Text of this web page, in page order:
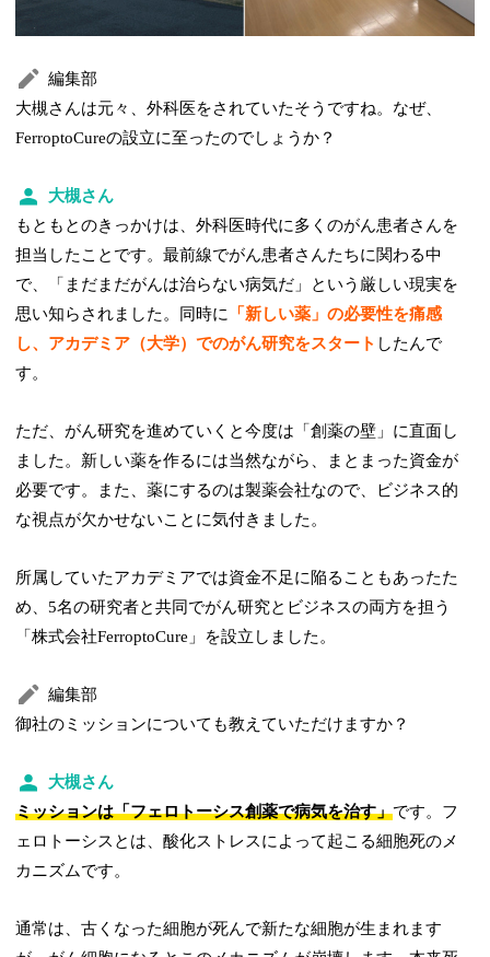
編集部
大槻さんは元々、外科医をされていたそうですね。なぜ、
FerroptoCureの設立に至ったのでしょうか？
大槻さん
もともとのきっかけは、外科医時代に多くのがん患者さんを
担当したことです。最前線でがん患者さんたちに関わる中
で、「まだまだがんは治らない病気だ」という厳しい現実を
思い知らされました。同時に
「新しい薬」の必要性を痛感
し、アカデミア（大学）でのがん研究をスタート したんで
す。
ただ、がん研究を進めていくと今度は「創薬の壁」に直面し
ました。新しい薬を作るには当然ながら、まとまった資金が
必要です。また、薬にするのは製薬会社なので、ビジネス的
な視点が欠かせないことに気付きました。
所属していたアカデミアでは資金不足に陥ることもあったた
め、5名の研究者と共同でがん研究とビジネスの両方を担う
「株式会社FerroptoCure」を設立しました。
編集部
御社のミッションについても教えていただけますか？
大槻さん
ミッションは「フェロトーシス創薬で病気を治す」です。フ
ェロトーシスとは、酸化ストレスによって起こる細胞死のメ
カニズムです。
通常は、古くなった細胞が死んで新たな細胞が生まれます